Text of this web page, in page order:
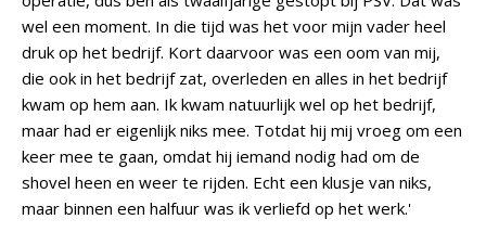
wel een moment. In die tijd was het voor mijn vader heel
druk op het bedrijf. Kort daarvoor was een oom van mij,
die ook in het bedrijf zat, overleden en alles in het bedrijf
kwam op hem aan. Ik kwam natuurlijk wel op het bedrijf,
maar had er eigenlijk niks mee. Totdat hij mij vroeg om een
keer mee te gaan, omdat hij iemand nodig had om de
shovel heen en weer te rijden. Echt een klusje van niks,
maar binnen een halfuur was ik verliefd op het werk.'